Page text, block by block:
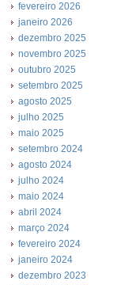
fevereiro 2026
janeiro 2026
dezembro 2025
novembro 2025
outubro 2025
setembro 2025
agosto 2025
julho 2025
maio 2025
setembro 2024
agosto 2024
julho 2024
maio 2024
abril 2024
março 2024
fevereiro 2024
janeiro 2024
dezembro 2023